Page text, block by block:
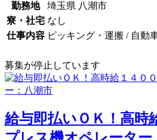
勤務地
埼玉県 八潮市
寮・社宅 なし
仕事内容 ピッキング・運搬 / 自動
募集が停止しています
給与即払いＯＫ！高時